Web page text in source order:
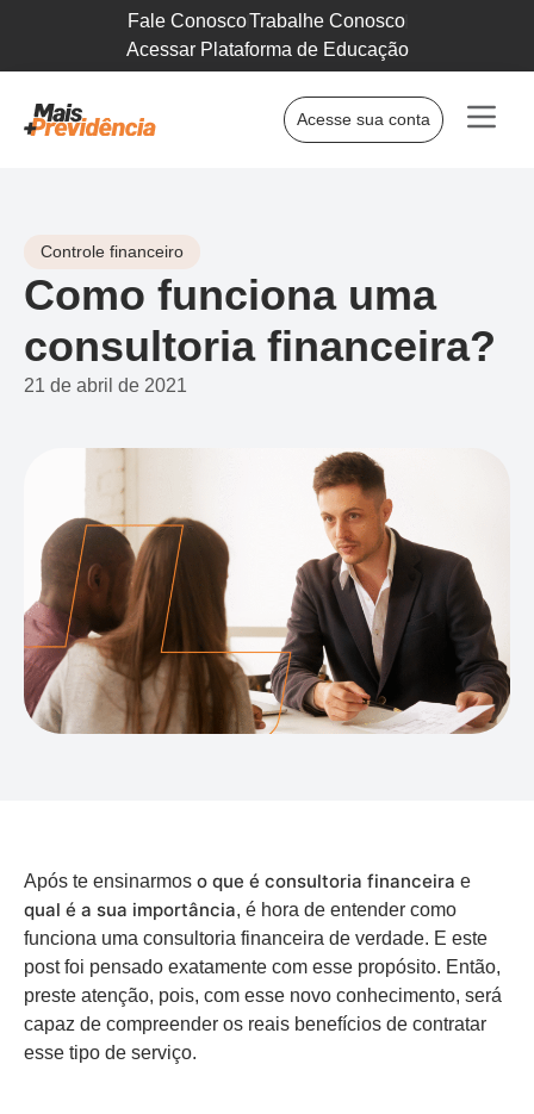
Fale ConoscoTrabalhe Conosco
Acessar Plataforma de Educação
Acesse sua conta
Controle financeiro
Como funciona uma
consultoria financeira?
21 de abril de 2021
Após te ensinarmos o que é consultoria financeira e
qual é a sua importância, é hora de entender como
funciona uma consultoria financeira de verdade. E este
post foi pensado exatamente com esse propósito. Então,
preste atenção, pois, com esse novo conhecimento, será
capaz de compreender os reais benefícios de contratar
esse tipo de serviço.